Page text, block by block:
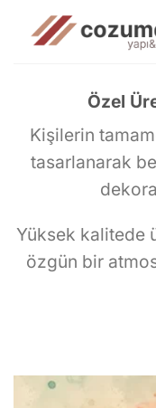
Özel
Kişilerin
tasarlanarak
Yüksek kalitede
özgün bir